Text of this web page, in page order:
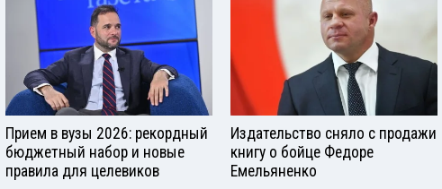
Прием в вузы 2026: рекордный
бюджетный набор и новые
правила для целевиков
Издательство сняло с продажи
книгу о бойце Федоре
Емельяненко